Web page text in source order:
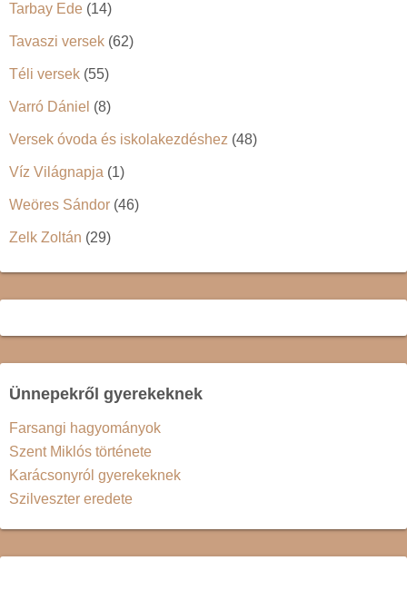
Tarbay Ede (14)
Tavaszi versek (62)
Téli versek (55)
Varró Dániel (8)
Versek óvoda és iskolakezdéshez (48)
Víz Világnapja (1)
Weöres Sándor (46)
Zelk Zoltán (29)
Ünnepekről gyerekeknek
Farsangi hagyományok
Szent Miklós története
Karácsonyról gyerekeknek
Szilveszter eredete